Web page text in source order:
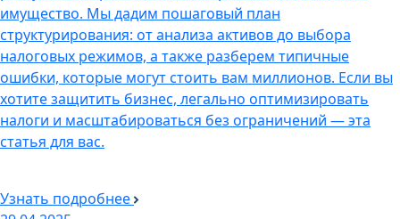
имущество. Мы дадим пошаговый план
структурирования: от анализа активов до выбора
налоговых режимов, а также разберем типичные
ошибки, которые могут стоить вам миллионов. Если вы
хотите защитить бизнес, легально оптимизировать
налоги и масштабироваться без ограничений — эта
статья для вас.
Узнать подробнее